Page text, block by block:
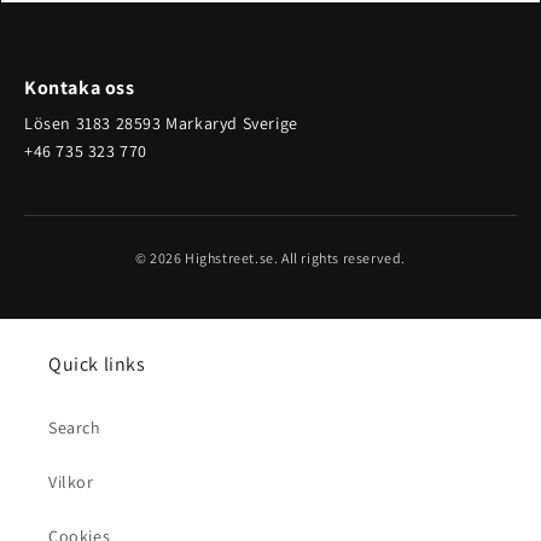
Kontaka oss
Lösen 3183 28593 Markaryd Sverige
+46 735 323 770
© 2026 Highstreet.se. All rights reserved.
Quick links
Search
Vilkor
Cookies